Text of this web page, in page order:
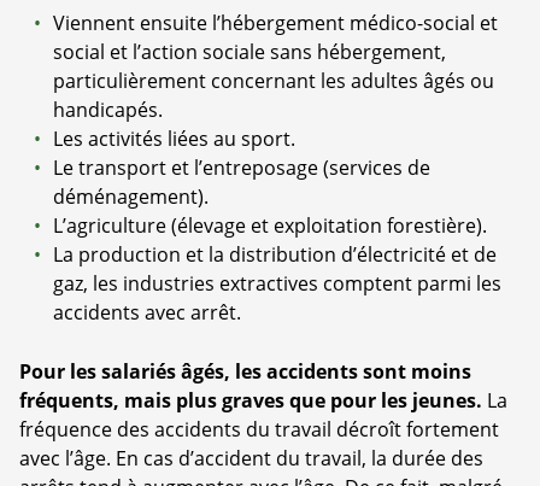
Viennent ensuite l’hébergement médico-social et
social et l’action sociale sans hébergement,
particulièrement concernant les adultes âgés ou
handicapés.
Les activités liées au sport.
Le transport et l’entreposage (services de
déménagement).
L’agriculture (élevage et exploitation forestière).
La production et la distribution d’électricité et de
gaz, les industries extractives comptent parmi les
accidents avec arrêt.
Pour les salariés âgés, les accidents sont moins
fréquents, mais plus graves que pour les jeunes. La
fréquence des accidents du travail décroît fortement
avec l’âge. En cas d’accident du travail, la durée des